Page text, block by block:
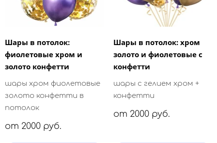
Шары в потолок:
фиолетовые хром и
золото конфетти
шары хром фиолетовые
золото конфетти в
потолок
от 2000 руб.
Шары в потолок: хром
золото и фиолетовые с
конфетти
шары с гелием хром +
конфетти
от 2000 руб.